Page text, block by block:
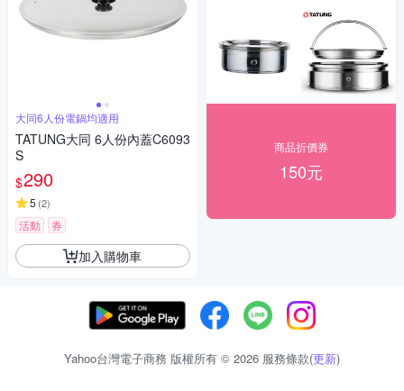
大同6人份電鍋均適用
TATUNG大同 6人份內蓋C6093
S
$290
5 (2)
活動 券
加入購物車
商品折價券
150元
Yahoo台灣電子商務 版權所有 © 2026 服務條款(更新)